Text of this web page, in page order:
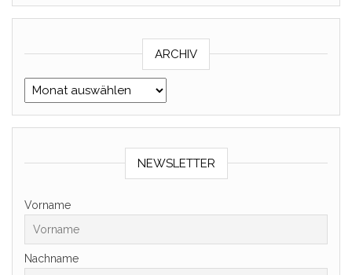
ARCHIV
Archiv
NEWSLETTER
Vorname
Nachname